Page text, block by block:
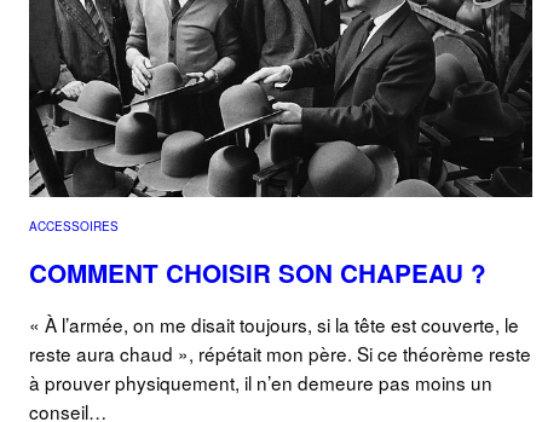
ACCESSOIRES
COMMENT CHOISIR SON CHAPEAU ?
« À l’armée, on me disait toujours, si la tête est couverte, le
reste aura chaud », répétait mon père. Si ce théorème reste
à prouver physiquement, il n’en demeure pas moins un
conseil…